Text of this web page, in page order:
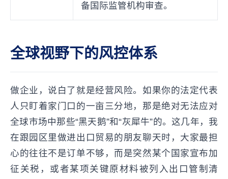
备国际监管机构审查。
全球视野下的风控体系
做企业，说白了就是经营风险。如果你的法定代表
人只盯着家门口的一亩三分地，那是绝对无法应对
全球市场中那些“黑天鹅”和“灰犀牛”的。这几年，我
在跟园区里做进出口贸易的朋友聊天时，大家最担
心的往往不是订单不够，而是突然某个国家宣布加
征关税，或者某项关键原材料被列入出口管制清